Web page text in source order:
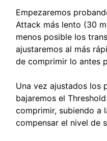
Empezaremos
Attack más lento (30
menos posible los
ajustaremos al más
de comprimir lo antes
Una vez ajustados los
bajaremos el
comprimir, subiendo a
compensar el nivel de